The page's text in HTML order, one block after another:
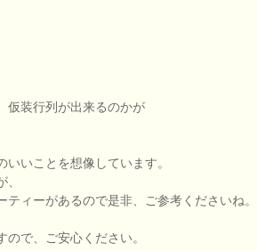
仮装行列が出来るのかが
いことを想像しています。
ィーがあるので是非、ご参考くださいね。
で、ご安心ください。